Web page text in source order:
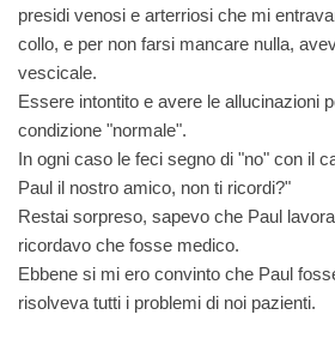
presidi venosi e arterriosi che mi
collo, e per non farsi mancare nulla,
vescicale.
Essere intontito e avere le allucinazioni
condizione "normale".
In ogni caso le feci segno di "no" con il
Paul il nostro amico, non ti ricordi?"
Restai sorpreso, sapevo che Paul
ricordavo che fosse medico.
Ebbene si mi ero convinto che Paul
risolveva tutti i problemi di noi pazienti.